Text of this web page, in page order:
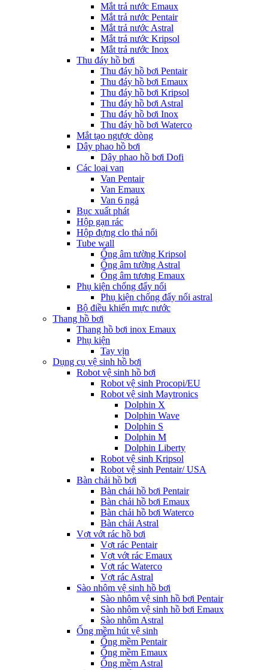
Mắt trả nước Emaux
Mắt trả nước Pentair
Mắt trả nước Astral
Mắt trả nước Kripsol
Mắt trả nước Inox
Thu đáy hồ bơi
Thu đáy hồ bơi Pentair
Thu đáy hồ bơi Emaux
Thu đáy hồ bơi Kripsol
Thu đáy hồ bơi Astral
Thu đáy hồ bơi Inox
Thu đáy hồ bơi Waterco
Mắt tạo ngược dòng
Dây phao hồ bơi
Dây phao hồ bơi Dofi
Các loại van
Van Pentair
Van Emaux
Van 6 ngả
Bục xuất phát
Hộp gạn rác
Hộp đựng clo thả nổi
Tube wall
Ống âm tường Kripsol
Ống âm tường Astral
Ống âm tương Emaux
Phụ kiện chống đẩy nổi
Phụ kiện chống đẩy nổi astral
Bộ điều khiển mực nước
Thang hồ bơi
Thang hồ bơi inox Emaux
Phụ kiện
Tay vịn
Dụng cụ vệ sinh hồ bơi
Robot vệ sinh hồ bơi
Robot vệ sinh Procopi/EU
Robot vệ sinh Maytronics
Dolphin X
Dolphin Wave
Dolphin S
Dolphin M
Dolphin Liberty
Robot vệ sinh Kripsol
Robot vệ sinh Pentair/ USA
Bàn chải hồ bơi
Bàn chải hồ bơi Pentair
Bàn chải hồ bơi Emaux
Bàn chải hồ bơi Waterco
Bàn chải Astral
Vợt vớt rác hồ bơi
Vợt rác Pentair
Vợt vớt rác Emaux
Vợt rác Waterco
Vợt rác Astral
Sào nhôm vệ sinh hồ bơi
Sào nhôm vệ sinh hồ bơi Pentair
Sào nhôm vệ sinh hồ bơi Emaux
Sào nhôm Astral
Ống mềm hút vệ sinh
Ống mềm Pentair
Ống mềm Emaux
Ống mềm Astral